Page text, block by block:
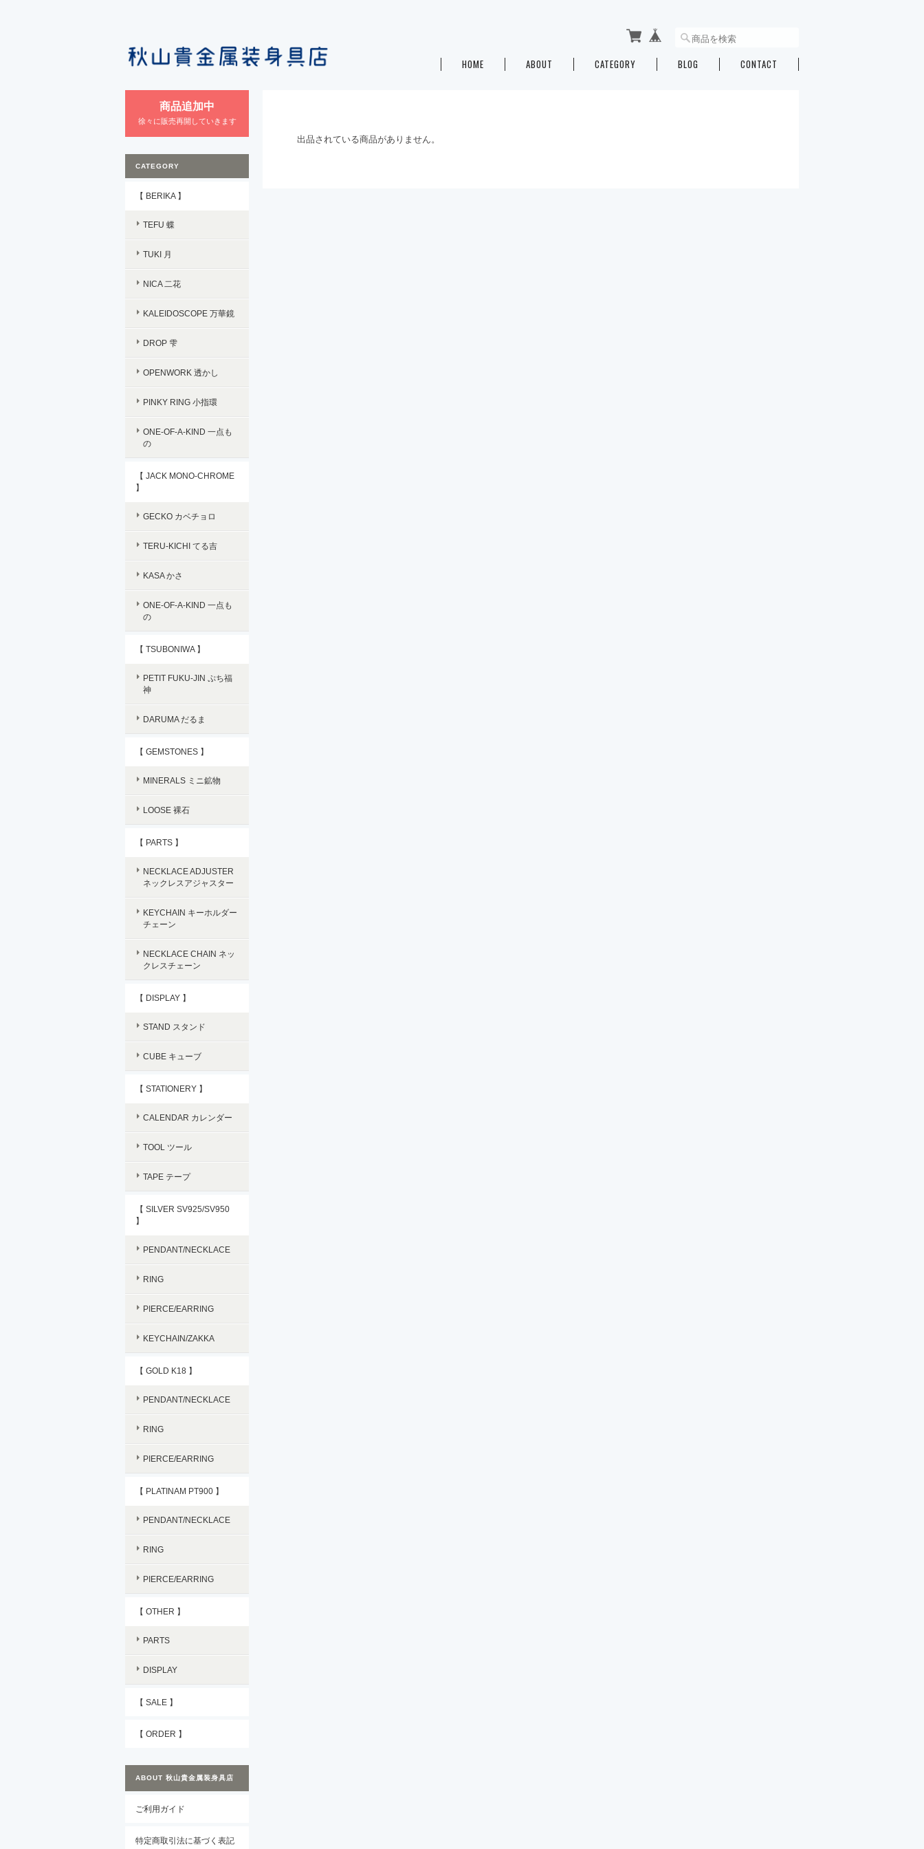
HOME ABOUT CATEGORY BLOG CONTACT
出品されている商品がありません。
商品追加中
徐々に販売再開していきます
CATEGORY
【 BERIKA 】
TEFU 蝶
TUKI 月
NICA 二花
KALEIDOSCOPE 万華鏡
DROP 雫
OPENWORK 透かし
PINKY RING 小指環
ONE-OF-A-KIND 一点も
の
【 JACK MONO-CHROME
】
GECKO カベチョロ
TERU-KICHI てる吉
KASA かさ
ONE-OF-A-KIND 一点も
の
【 TSUBONIWA 】
PETIT FUKU-JIN ぷち福
神
DARUMA だるま
【 GEMSTONES 】
MINERALS ミニ鉱物
LOOSE 裸石
【 PARTS 】
NECKLACE ADJUSTER
ネックレスアジャスター
KEYCHAIN キーホルダー
チェーン
NECKLACE CHAIN ネッ
クレスチェーン
【 DISPLAY 】
STAND スタンド
CUBE キューブ
【 STATIONERY 】
CALENDAR カレンダー
TOOL ツール
TAPE テープ
【 SILVER SV925/SV950
】
PENDANT/NECKLACE
RING
PIERCE/EARRING
KEYCHAIN/ZAKKA
【 GOLD K18 】
PENDANT/NECKLACE
RING
PIERCE/EARRING
【 PLATINAM PT900 】
PENDANT/NECKLACE
RING
PIERCE/EARRING
【 OTHER 】
PARTS
DISPLAY
【 SALE 】
【 ORDER 】
ABOUT 秋山貴金属装身具店
ご利用ガイド
特定商取引法に基づく表記